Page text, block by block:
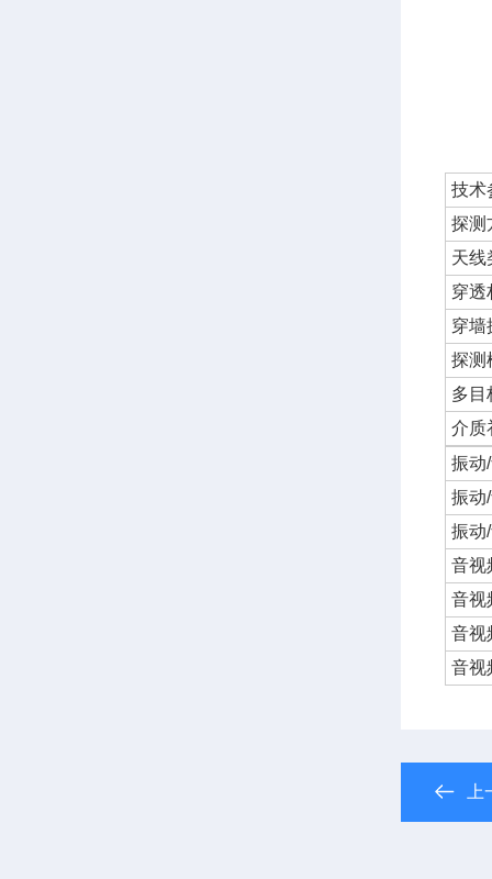
技术
探测
天线
穿透
穿墙
探测
多目
介质
振动
振动
振动
音视
音视
音视
音视